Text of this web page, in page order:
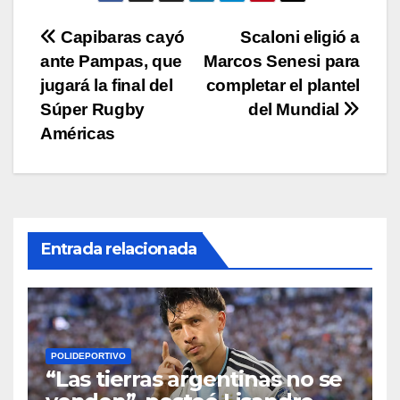
k
k
Navegación
de
entradas
Scaloni eligió a
Marcos Senesi para
completar el plantel
del Mundial
Capibaras cayó
ante Pampas, que
jugará la final del
Súper Rugby
Américas
Entrada relacionada
POLIDEPORTIVO
“Las tierras argentinas no se